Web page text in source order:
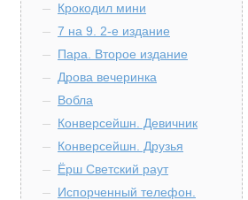
Крокодил мини
7 на 9. 2-е издание
Пара. Второе издание
Дрова вечеринка
Вобла
Конверсейшн. Девичник
Конверсейшн. Друзья
Ёрш Светский раут
Испорченный телефон.